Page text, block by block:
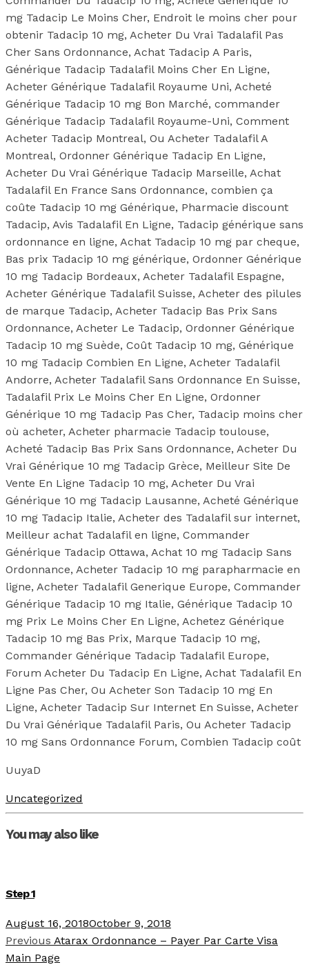
mg Tadacip Le Moins Cher, Endroit le moins cher pour
obtenir Tadacip 10 mg, Acheter Du Vrai Tadalafil Pas
Cher Sans Ordonnance, Achat Tadacip A Paris,
Générique Tadacip Tadalafil Moins Cher En Ligne,
Acheter Générique Tadalafil Royaume Uni, Acheté
Générique Tadacip 10 mg Bon Marché, commander
Générique Tadacip Tadalafil Royaume-Uni, Comment
Acheter Tadacip Montreal, Ou Acheter Tadalafil A
Montreal, Ordonner Générique Tadacip En Ligne,
Acheter Du Vrai Générique Tadacip Marseille, Achat
Tadalafil En France Sans Ordonnance, combien ça
coûte Tadacip 10 mg Générique, Pharmacie discount
Tadacip, Avis Tadalafil En Ligne, Tadacip générique sans
ordonnance en ligne, Achat Tadacip 10 mg par cheque,
Bas prix Tadacip 10 mg générique, Ordonner Générique
10 mg Tadacip Bordeaux, Acheter Tadalafil Espagne,
Acheter Générique Tadalafil Suisse, Acheter des pilules
de marque Tadacip, Acheter Tadacip Bas Prix Sans
Ordonnance, Acheter Le Tadacip, Ordonner Générique
Tadacip 10 mg Suède, Coût Tadacip 10 mg, Générique
10 mg Tadacip Combien En Ligne, Acheter Tadalafil
Andorre, Acheter Tadalafil Sans Ordonnance En Suisse,
Tadalafil Prix Le Moins Cher En Ligne, Ordonner
Générique 10 mg Tadacip Pas Cher, Tadacip moins cher
où acheter, Acheter pharmacie Tadacip toulouse,
Acheté Tadacip Bas Prix Sans Ordonnance, Acheter Du
Vrai Générique 10 mg Tadacip Grèce, Meilleur Site De
Vente En Ligne Tadacip 10 mg, Acheter Du Vrai
Générique 10 mg Tadacip Lausanne, Acheté Générique
10 mg Tadacip Italie, Acheter des Tadalafil sur internet,
Meilleur achat Tadalafil en ligne, Commander
Générique Tadacip Ottawa, Achat 10 mg Tadacip Sans
Ordonnance, Acheter Tadacip 10 mg parapharmacie en
ligne, Acheter Tadalafil Generique Europe, Commander
Générique Tadacip 10 mg Italie, Générique Tadacip 10
mg Prix Le Moins Cher En Ligne, Achetez Générique
Tadacip 10 mg Bas Prix, Marque Tadacip 10 mg,
Commander Générique Tadacip Tadalafil Europe,
Forum Acheter Du Tadacip En Ligne, Achat Tadalafil En
Ligne Pas Cher, Ou Acheter Son Tadacip 10 mg En
Ligne, Acheter Tadacip Sur Internet En Suisse, Acheter
Du Vrai Générique Tadalafil Paris, Ou Acheter Tadacip
10 mg Sans Ordonnance Forum, Combien Tadacip coût
UuyaD
Uncategorized
You may also like
Step 1
August 16, 2018October 9, 2018
Previous Atarax Ordonnance – Payer Par Carte Visa
Main Page